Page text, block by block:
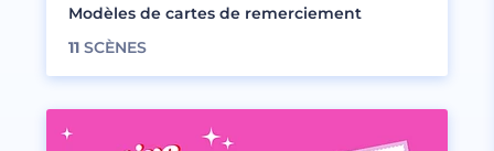
Modèles de cartes de remerciement
11 SCÈNES